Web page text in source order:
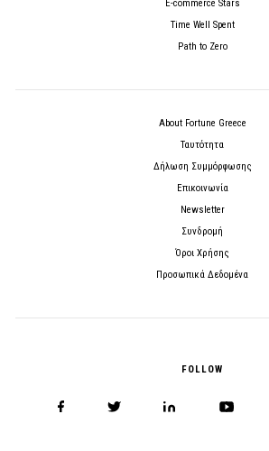
E-commerce Stars
Time Well Spent
Path to Zero
About Fortune Greece
Ταυτότητα
Δήλωση Συμμόρφωσης
Επικοινωνία
Newsletter
Συνδρομή
Όροι Χρήσης
Προσωπικά Δεδομένα
FOLLOW